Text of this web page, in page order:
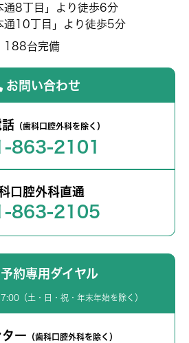
通8丁目」より徒歩6分
通10丁目」より徒歩5分
台完備
お問い合わせ
（歯科口腔外科を除く）
863-2101
口腔外科直通
863-2105
約専用ダイヤル
（土・日・祝・年末年始を除く）
ー （歯科口腔外科を除く）